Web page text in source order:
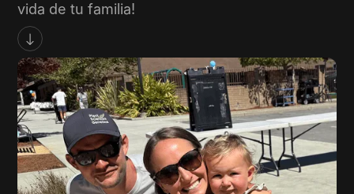
vida de tu familia!